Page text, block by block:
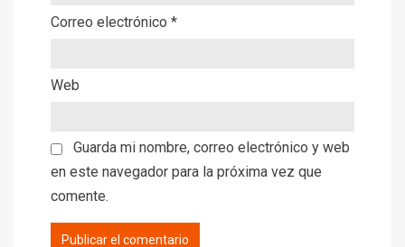
Correo electrónico *
Web
Guarda mi nombre, correo electrónico y web
en este navegador para la próxima vez que
comente.